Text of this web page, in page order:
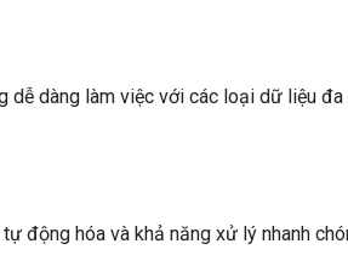
dễ dàng làm việc với các loại dữ liệu
động hóa và khả năng xử lý nhanh